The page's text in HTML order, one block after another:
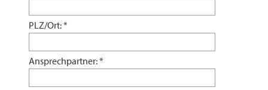
PLZ/Ort:*
Ansprechpartner:*